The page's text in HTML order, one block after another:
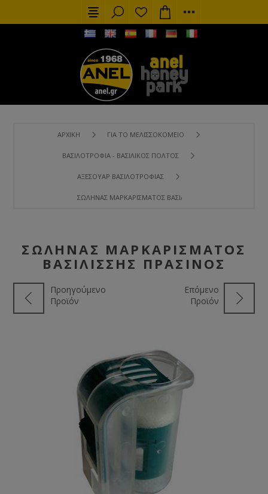
ΑΡΧΙΚΉ ΓΙΑ ΤΟ ΜΕΛΙΣΣΟΚΟΜΕΊΟ
ΒΑΣΙΛΟΤΡΟΦΊΑ - ΒΑΣΙΛΙΚΌΣ ΠΟΛΤΌΣ
ΑΞΕΣΟΥΆΡ ΒΑΣΙΛΟΤΡΟΦΊΑΣ
ΣΩΛΉΝΑΣ ΜΑΡΚΑΡΊΣΜΑΤΟΣ ΒΑΣΙΛΊΣΣΗΣ ΠΡΆΣΙΝΟΣ
ΣΩΛΉΝΑΣ ΜΑΡΚΑΡΊΣΜΑΤΟΣ
ΒΑΣΙΛΊΣΣΗΣ ΠΡΆΣΙΝΟΣ
Προηγούμενο
Προϊόν
Επόμενο
Προϊόν